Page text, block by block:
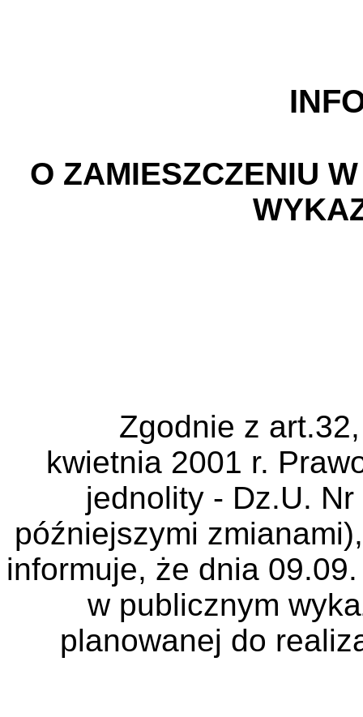
O ZAMIESZCZENIU
Zgodnie z
kwietnia 2001 r.
jednolity - Dz.U.
późniejszymi
informuje, że dnia
w publicznym
planowanej do